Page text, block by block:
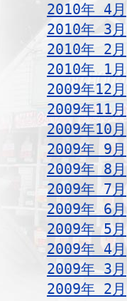
2010年 4月
2010年 3月
2010年 2月
2010年 1月
2009年12月
2009年11月
2009年10月
2009年 9月
2009年 8月
2009年 7月
2009年 6月
2009年 5月
2009年 4月
2009年 3月
2009年 2月